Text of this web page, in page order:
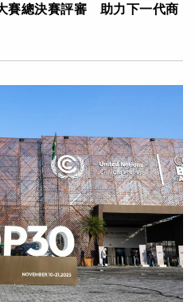
賽總決賽評審 助力下一代商